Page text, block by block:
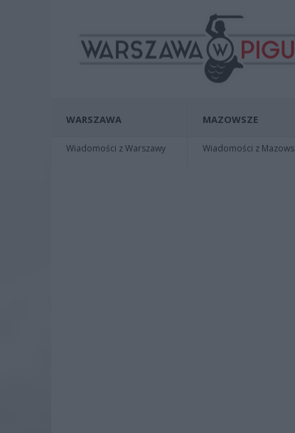
WARSZAWA
Wiadomości z Warszawy
MAZOWSZE
Wiadomości z